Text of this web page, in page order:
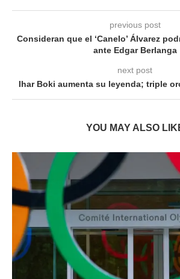
previous post
Consideran que el ‘Canelo’ Álvarez
ante Edgar Berlanga
next post
Ihar Boki aumenta su leyenda; triple
YOU MAY ALSO